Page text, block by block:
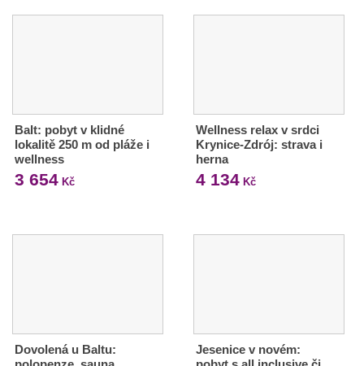
Balt: pobyt v klidné
lokalitě 250 m od pláže i
wellness
3 654 Kč
Wellness relax v srdci
Krynice-Zdrój: strava i
herna
4 134Kč
Dovolená u Baltu:
Jesenice v novém: